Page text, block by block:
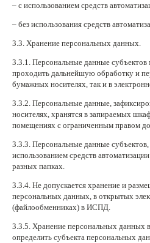
– с использованием средств
– без использования средств
3.3. Хранение персональных данных.
3.3.1. Персональные данные
проходить дальнейшую обработку и
бумажных носителях, так и в
3.3.2. Персональные данные,
носителях, хранятся в запираемых
помещениях с ограниченным правом
3.3.3. Персональные данные
использованием средств
разных папках.
3.3.4. Не допускается хранение и
персональных данных, в открытых
(файлообменниках) в ИСПД.
3.3.5. Хранение персональных данных
определить субъекта персональных